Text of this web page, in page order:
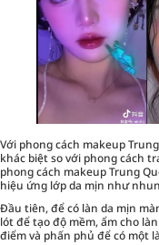
Với phong cách makeup
khác biệt so với phong cách
phong cách makeup Trung
hiệu ứng lớp da mịn như
Đầu tiên, để có làn da mịn
lót để tạo độ mềm, ẩm cho
điểm và phấn phủ để có một